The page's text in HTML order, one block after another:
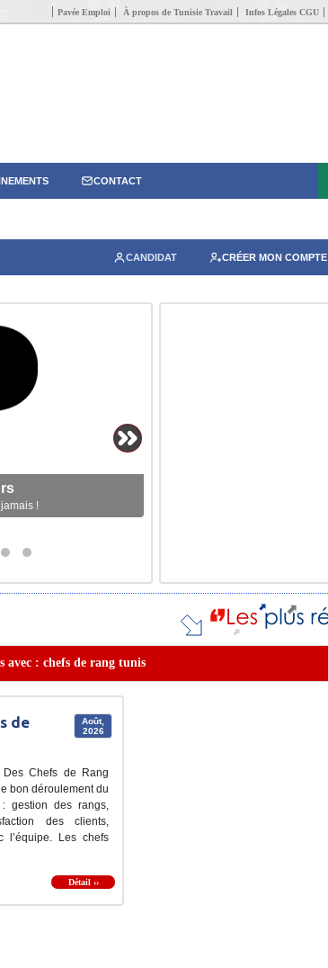
Pavée Emploi À propos de Tunisie Travail Infos Légales CGU
CONTACT
CANDIDAT CRÉER MON COMPTE
!
avec : chefs de rang tunis
Août,
2026
de
Des Chefs de Rang
bon déroulement du
gestion des rangs,
des clients,
l’équipe. Les chefs
Détail ››